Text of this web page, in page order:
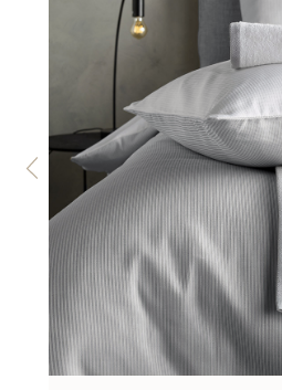
Précédent